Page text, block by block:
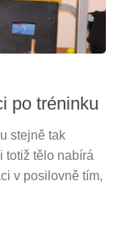
po tréninku
stejně tak
totiž tělo nabírá
v posilovně tím,